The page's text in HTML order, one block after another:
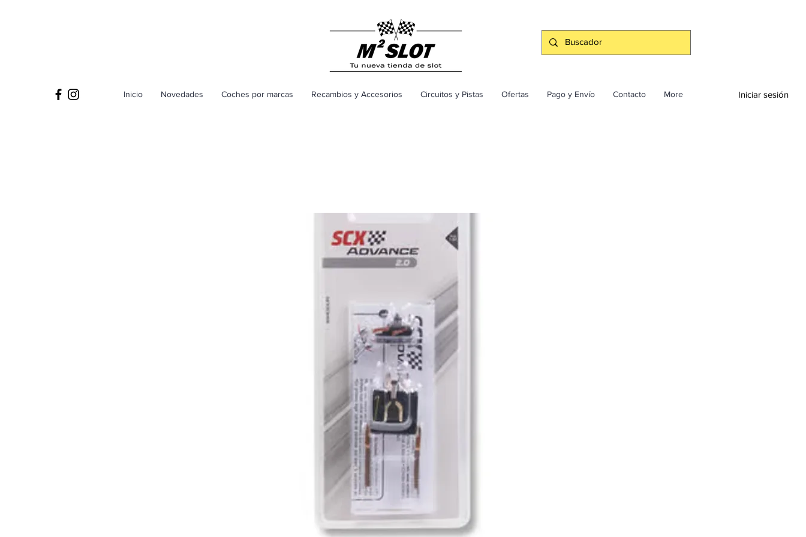
Inicio Novedades Coches por marcas Recambios y Accesorios Circuitos y Pistas Ofertas Pago y Envío Contacto More Iniciar sesión